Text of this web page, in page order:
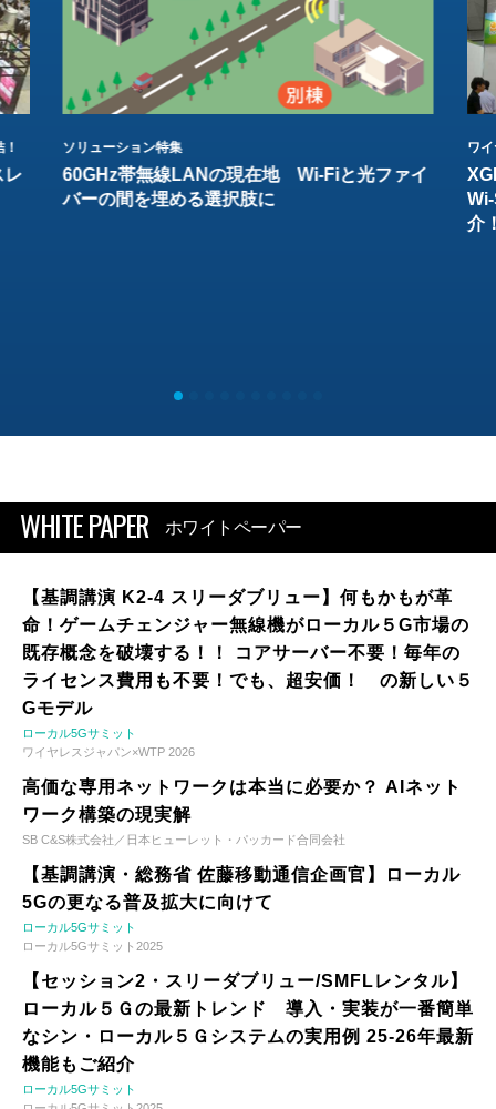
レ
ソリューション特集
60GHz帯無線LANの現在地 Wi-Fiと光ファイ
バーの間を埋める選択肢に
ワ
介
WHITE PAPER ホワイトペーパー
【基調講演 K2-4 スリーダブリュー】何もかもが革
命！ゲームチェンジャー無線機がローカル５G市場の
既存概念を破壊する！！ コアサーバー不要！毎年の
ライセンス費用も不要！でも、超安価！ の新しい５
Gモデル
ローカル5Gサミット
ワイヤレスジャパン×WTP 2026
高価な専用ネットワークは本当に必要か？ AIネット
ワーク構築の現実解
SB C&S株式会社／日本ヒューレット・パッカード合同会社
【基調講演・総務省 佐藤移動通信企画官】ローカル
5Gの更なる普及拡大に向けて
ローカル5Gサミット
ローカル5Gサミット2025
【セッション2・スリーダブリュー/SMFLレンタル】
ローカル５Ｇの最新トレンド 導入・実装が一番簡単
なシン・ローカル５Ｇシステムの実用例 25-26年最新
機能もご紹介
ローカル5Gサミット